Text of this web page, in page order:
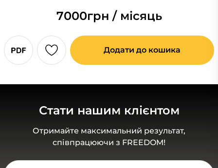
7000грн / місяць
Додати до кошика
Стати нашим клієнтом
Отримайте максимальний результат,
співпрацюючи з FREEDOM!